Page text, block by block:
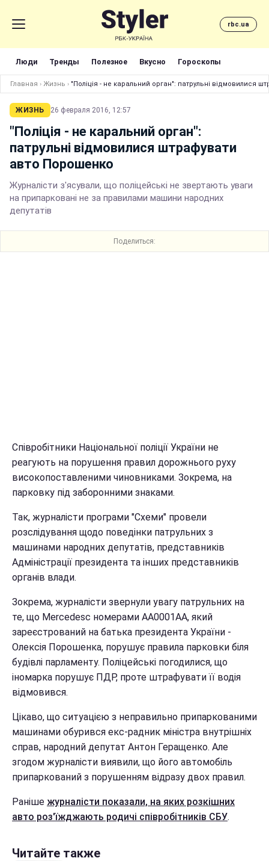
rbc.ua
Люди Тренды Полезное Вкусно Гороскопы
Главная › Жизнь › "Поліція - не каральний орган": патрульні відмовилися
ЖИЗНЬ 26 февраля 2016, 12:57
"Поліція - не каральний орган":
патрульні відмовилися штрафувати
авто Порошенко
Журналісти з'ясували, що поліцейські не звертають уваги
на припарковані не за правилами машини народних
депутатів
Поделиться:
Співробітники Національної поліції України не
реагують на порушення правил дорожнього руху
високопоставленими чиновниками. Зокрема, на
парковку під заборонними знаками.
Так, журналісти програми "Схеми" провели
розслідування щодо поведінки патрульних з
машинами народних депутатів, представників
Адміністрації президента та інших представників
органів влади.
Зокрема, журналісти звернули увагу патрульних на
те, що Mercedesс номерами АА0001АА, який
зареєстрований на батька президента України -
Олексія Порошенка, порушує правила парковки біля
будівлі парламенту. Поліцейські погодилися, що
іномарка порушує ПДР, проте штрафувати її водія
відмовився.
Цікаво, що ситуацією з неправильно припаркованими
машинами обурився екс-радник міністра внутрішніх
справ, народний депутат Антон Геращенко. Але
згодом журналісти виявили, що його автомобіль
припаркований з порушенням відразу двох правил.
Раніше журналісти показали, на яких розкішних
авто роз'їжджають родичі співробітників СБУ.
Читайте также